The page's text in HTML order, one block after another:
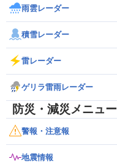
雨雲レーダー
積雪レーダー
雷レーダー
ゲリラ雷雨レーダー
防災・減災メニュー
警報・注意報
地震情報